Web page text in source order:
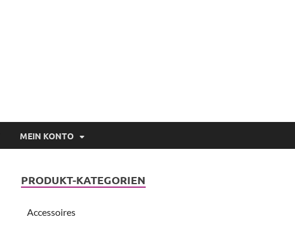
MEIN KONTO
PRODUKT-KATEGORIEN
Accessoires